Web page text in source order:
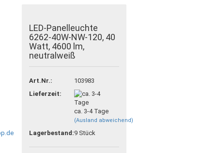
LED-Panelleuchte
6262-40W-NW-120, 40
Watt, 4600 lm,
neutralweiß
Art.Nr.:
103983
Lieferzeit:
ca. 3-4 Tage
(Ausland abweichend)
Lagerbestand:9 Stück